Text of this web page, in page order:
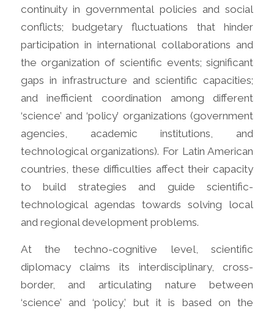
continuity in governmental policies and social
conflicts; budgetary fluctuations that hinder
participation in international collaborations and
the organization of scientific events; significant
gaps in infrastructure and scientific capacities;
and inefficient coordination among different
‘science’ and ‘policy’ organizations (government
agencies, academic institutions, and
technological organizations). For Latin American
countries, these difficulties affect their capacity
to build strategies and guide scientific-
technological agendas towards solving local
and regional development problems.
At the techno-cognitive level, scientific
diplomacy claims its interdisciplinary, cross-
border, and articulating nature between
‘science’ and ‘policy,’ but it is based on the